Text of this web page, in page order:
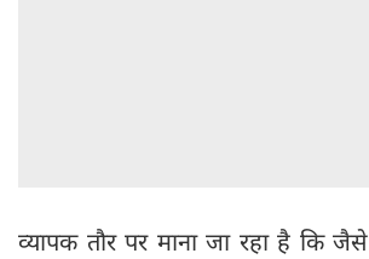
व्यापक तौर पर माना जा रहा है कि